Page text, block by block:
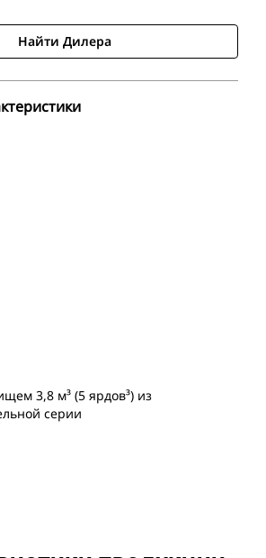
Найти Дилера
3,8 м³ (5 ярдов³) из
серии